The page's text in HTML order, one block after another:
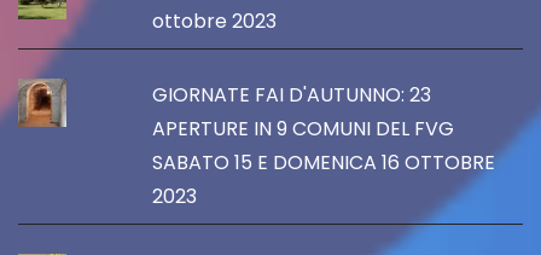
ottobre 2023
GIORNATE FAI D'AUTUNNO: 23
APERTURE IN 9 COMUNI DEL FVG
SABATO 15 E DOMENICA 16 OTTOBRE
2023